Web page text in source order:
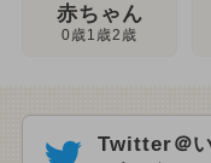
赤ちゃん
0歳1歳2歳
Twitter＠